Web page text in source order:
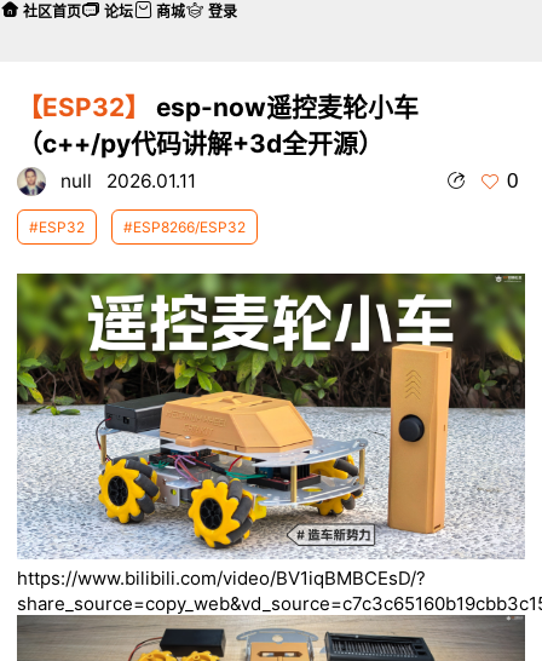
【ESP32】
esp-now遥控麦轮小车
（c++/py代码讲解+3d全开源）
null 2026.01.11 0
#ESP32 #ESP8266/ESP32
https://www.bilibili.com/video/BV1iqBMBCEsD/?
社区首页 论坛 商城 登录